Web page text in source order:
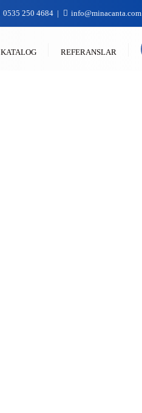
0535 250 4684 info@minacanta.com
KATALOG REFERANSLAR